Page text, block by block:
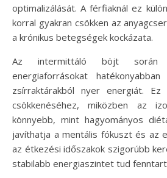
optimalizálását. A férfiaknál ez
korral gyakran csökken az
a krónikus betegségek kockázata.
Az intermittáló böjt
energiaforrásokat
zsírraktárakból nyer energiát.
csökkenéséhez, miközben az
könnyebb, mint hagyományos
javíthatja a mentális fókuszt és az
az étkezési időszakok szigorúbb
stabilabb energiaszintet tud